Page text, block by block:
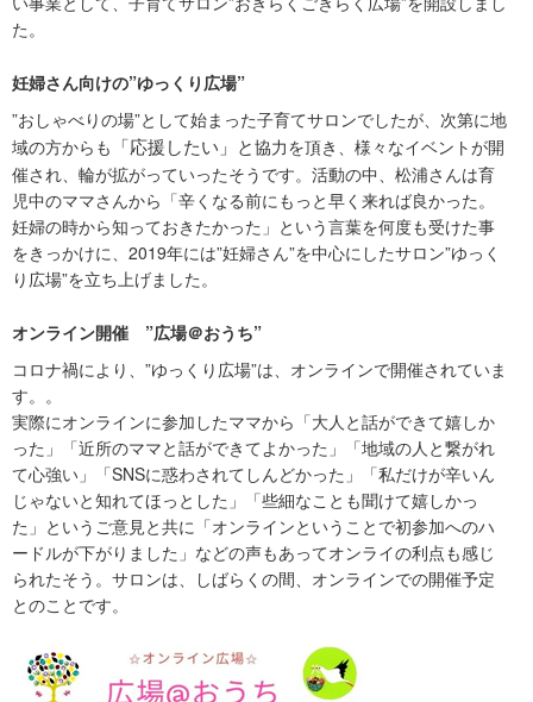
た。
妊婦さん向けの”ゆっくり広場”
”おしゃべりの場”として始まった子育てサロンでしたが、次第に地
域の方からも 「応援したい」と協力を頂き、様々なイベントが開
催され、輪が拡がっていったそうです。活動の中、松浦さんは育
児中のママさんから「辛くなる前にもっと早く来れば良かった。
妊婦の時から知っておきたかった」という言葉を何度も受けた事
をきっかけに、2019年には”妊婦さん”を中心にしたサロン”ゆっく
り広場”を立ち上げました。
オンライン開催 ”広場＠おうち”
コロナ禍により、”ゆっくり広場”は、オンラインで開催されていま
す。。
実際にオンラインに参加したママから「大人と話ができて嬉しか
った」「近所のママと話ができてよかった」「地域の人と繋がれ
て心強い」「SNSに惑わされてしんどかった」「私だけが辛いん
じゃないと知れてほっとした」「些細なことも聞けて嬉しかっ
た」というご意見と共に「オンラインということで初参加へのハ
ードルが下がりました」などの声もあってオンライの利点も感じ
られたそう。サロンは、しばらくの間、オンラインでの開催予定
とのことです。